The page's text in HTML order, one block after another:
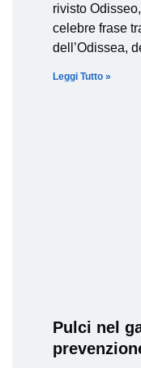
rivisto
celebre frase
dell’Odissea,
Leggi Tutto »
Pulci nel